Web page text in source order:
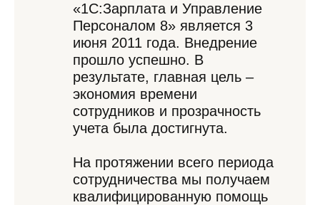
«1С:Зарплата и Управление
Персоналом 8» является 3
июня 2011 года. Внедрение
прошло успешно. В
результате, главная цель –
экономия времени
сотрудников и прозрачность
учета была достигнута.
На протяжении всего периода
сотрудничества мы получаем
квалифицированную помощь